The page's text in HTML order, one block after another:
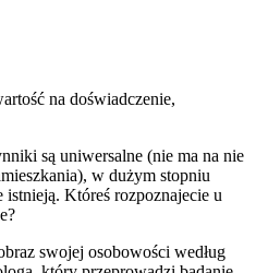
na doświadczenie,
są uniwersalne (nie ma na nie
w dużym stopniu
Któreś rozpoznajecie u
swojej osobowości według